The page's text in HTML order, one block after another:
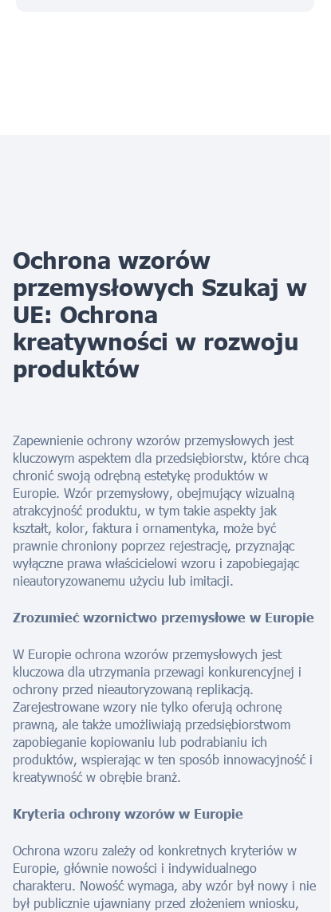
Ochrona wzorów
przemysłowych Szukaj w
UE: Ochrona
kreatywności w rozwoju
produktów
Zapewnienie ochrony wzorów przemysłowych jest
kluczowym aspektem dla przedsiębiorstw, które chcą
chronić swoją odrębną estetykę produktów w
Europie. Wzór przemysłowy, obejmujący wizualną
atrakcyjność produktu, w tym takie aspekty jak
kształt, kolor, faktura i ornamentyka, może być
prawnie chroniony poprzez rejestrację, przyznając
wyłączne prawa właścicielowi wzoru i zapobiegając
nieautoryzowanemu użyciu lub imitacji.
Zrozumieć wzornictwo przemysłowe w Europie
W Europie ochrona wzorów przemysłowych jest
kluczowa dla utrzymania przewagi konkurencyjnej i
ochrony przed nieautoryzowaną replikacją.
Zarejestrowane wzory nie tylko oferują ochronę
prawną, ale także umożliwiają przedsiębiorstwom
zapobieganie kopiowaniu lub podrabianiu ich
produktów, wspierając w ten sposób innowacyjność i
kreatywność w obrębie branż.
Kryteria ochrony wzorów w Europie
Ochrona wzoru zależy od konkretnych kryteriów w
Europie, głównie nowości i indywidualnego
charakteru. Nowość wymaga, aby wzór był nowy i nie
był publicznie ujawniany przed złożeniem wniosku,